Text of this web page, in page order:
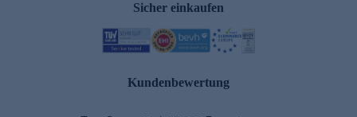
Sicher einkaufen
Kundenbewertung